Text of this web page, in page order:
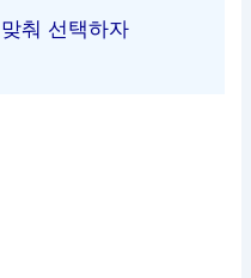
춰 선택하자